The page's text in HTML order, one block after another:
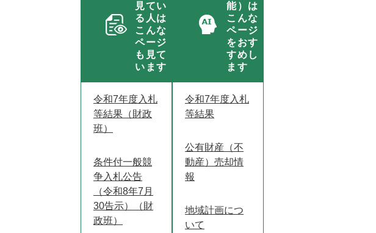
見てい
る人は
こんな
ページ
も見て
います
令和7年度入札
等結果（財政
班）
条件付一般競
争入札公告
（令和8年7月
30告示）（財
政班）
能）は
こんな
ページ
をおす
すめし
ます
令和7年度入札
等結果
公有財産（不
動産）売却情
報
地域計画につ
いて